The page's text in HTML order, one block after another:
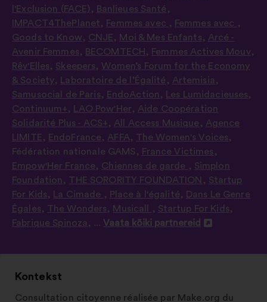
l'Exclusion (FACE) , Banlieues Santé ,
IMPACT4ThePlanet, Femmes avec , Femmes avec ,
Goods to Know, CNJE, Moi & Mes Enfants, Arcé -
Avenir Femmes, BECOMTECH , Femmes Actives Mouv,
Rêv'Elles, Skeepers, Women’s Forum for the Economy
& Society, Laboratoire de l’Égalité , Artemisia ,
Samusocial de Paris, EndoAction , Les Lumidacieuses,
Continuum+, LAO Pow'Her, Aide Coopération
Solidarité Plus - ACS+, All Access Musique , Agence
LIMITE, EndoFrance, AFFA, The Women's Voices,
Fédération nationale GAMS , France Victimes ,
Empow'Her France, Chiennes de garde , Simplon
Foundation , THE SORORITY FOUNDATION , Startup
For Kids, La Cimade , Place à l'égalité, Dans Le Genre
Égales, The Wonders, Musicall , Startup For Kids,
Fabrique Spinoza , ... Vaata kõiki partnereid
Avamine
Kontekst
Consultation citoyenne réalisée par Make.org du